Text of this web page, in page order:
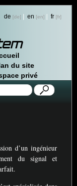
de | en | fr
du site
privé
d’un ingénieur
du signal et